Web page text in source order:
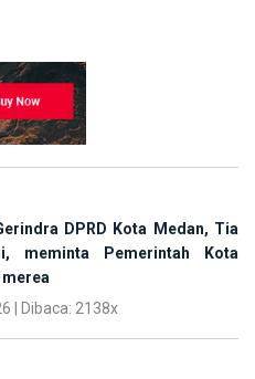
DPRD Kota Medan, Tia
meminta Pemerintah Kota
| Dibaca: 2138x